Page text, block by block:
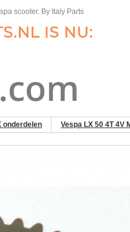
scooter. By Italy Parts
onderdelen Vespa LX 50 4T 4V